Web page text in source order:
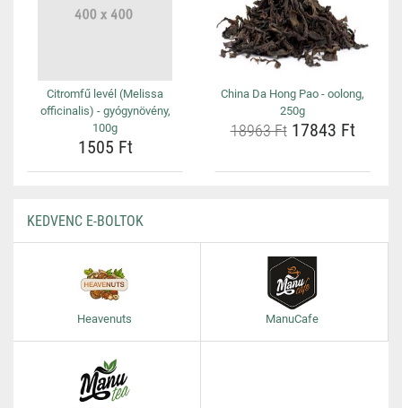
Citromfű levél (Melissa
officinalis) - gyógynövény,
100g
1505 Ft
China Da Hong Pao - oolong,
250g
18963 Ft17843 Ft
KEDVENC E-BOLTOK
Heavenuts ManuCafe